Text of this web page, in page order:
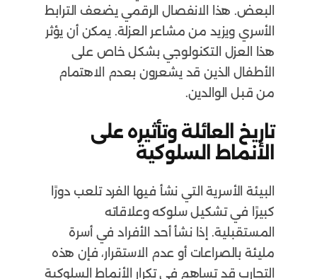
البعض. هذا الانفصال الرقمي يضعف الترابط
الأسري ويزيد من مشاعر العزلة. يمكن أن يؤثر
هذا العزل التكنولوجي بشكل خاص على
الأطفال الذين قد يشعرون بعدم الاهتمام
من قبل الوالدين.
تاريخ العائلة وتأثيره على
الأنماط السلوكية
البيئة الأسرية التي نشأ فيها الفرد تلعب دورًا
كبيرًا في تشكيل سلوكه وعلاقاته
المستقبلية. إذا نشأ أحد الأفراد في أسرة
مليئة بالصراعات أو عدم الاستقرار، فإن هذه
التجارب قد تساهم في تكرار الأنماط السلوكية